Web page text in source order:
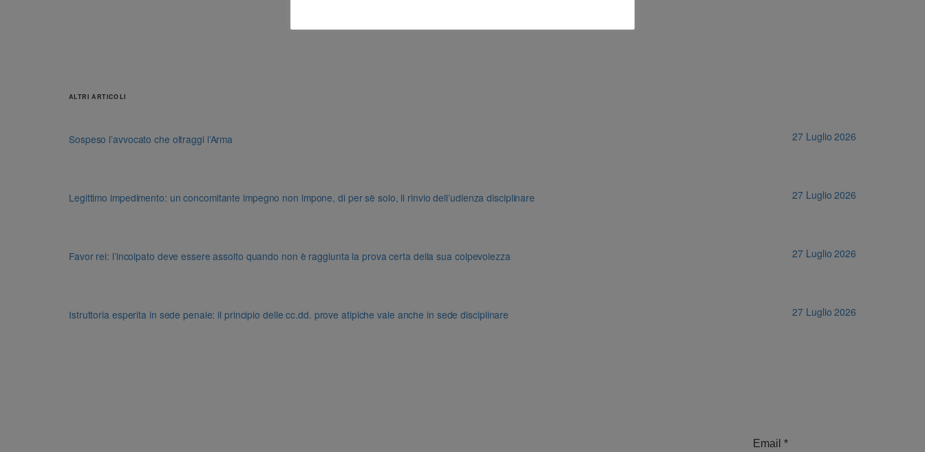
ALTRI ARTICOLI
Sospeso l’avvocato che oltraggi l’Arma 27 Luglio 2026
Legittimo impedimento: un concomitante impegno non impone, di per sè solo, il rinvio dell’udienza disciplinare 27 Luglio 2026
Favor rei: l’incolpato deve essere assolto quando non è raggiunta la prova certa della sua colpevolezza 27 Luglio 2026
Istruttoria esperita in sede penale: il principio delle cc.dd. prove atipiche vale anche in sede disciplinare 27 Luglio 2026
Email *